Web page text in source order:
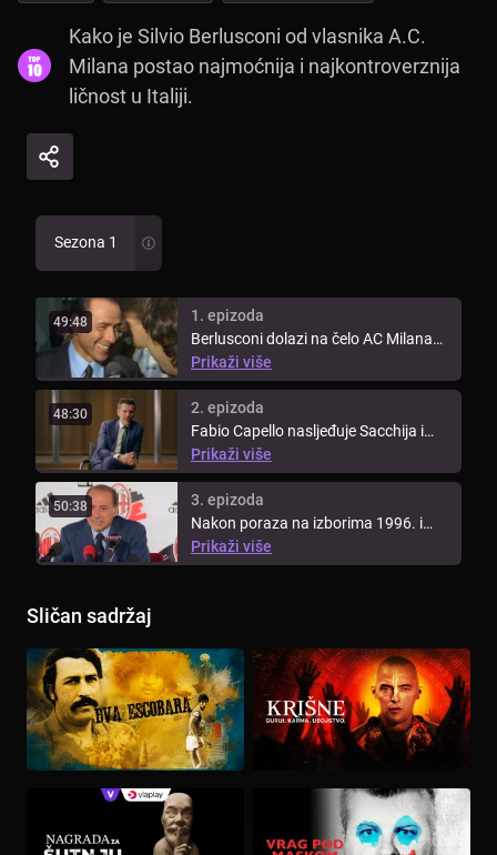
Kako je Silvio Berlusconi od vlasnika A.C.
Milana postao najmoćnija i najkontroverznija
ličnost u Italiji.
Sezona 1
49:48
1. epizoda
Berlusconi dolazi na čelo AC Milana
1986. i transformira klub iz ...
Prikaži više
48:30
2. epizoda
Fabio Capello nasljeđuje Sacchija i
osvaja tri naslova Serie A, a ...
Prikaži više
50:38
3. epizoda
Nakon poraza na izborima 1996. i
krize Milana, Berlusconi pokušava ...
Prikaži više
Sličan sadržaj